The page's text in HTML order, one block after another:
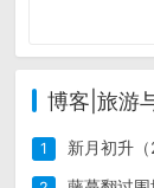
博客|旅游
1 新月初升